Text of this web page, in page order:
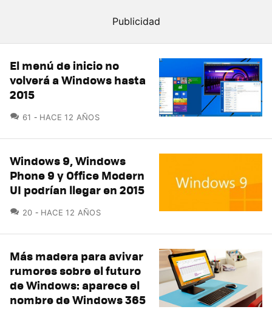
El menú de inicio no
volverá a Windows hasta
2015
61 COMENTARIOS
HACE 12 AÑOS
Windows 9, Windows
Phone 9 y Office Modern
UI podrían llegar en 2015
20 COMENTARIOS
HACE 12 AÑOS
Más madera para avivar
rumores sobre el futuro
de Windows: aparece el
nombre de Windows 365